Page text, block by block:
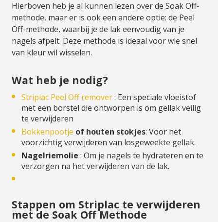
Hierboven heb je al kunnen lezen over de Soak Off-
methode, maar er is ook een andere optie: de Peel
Off-methode, waarbij je de lak eenvoudig van je
nagels afpelt. Deze methode is ideaal voor wie snel
van kleur wil wisselen.
Wat heb je nodig?
Striplac Peel Off remover: Een speciale vloeistof
met een borstel die ontworpen is om gellak veilig
te verwijderen
Bokkenpootje of houten stokjes: Voor het
voorzichtig verwijderen van losgeweekte gellak.
Nagelriemolie : Om je nagels te hydrateren en te
verzorgen na het verwijderen van de lak.
Stappen om Striplac te verwijderen
met de Soak Off Methode